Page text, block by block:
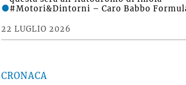
22 LUGLIO 2026
#Motori&Dintorni – Caro Babbo
CRONACA